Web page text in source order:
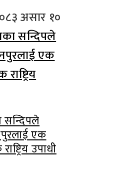
असार १०
सन्दिपले
एक
उपाधी